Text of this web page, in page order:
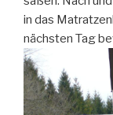
in das
nächsten Tag